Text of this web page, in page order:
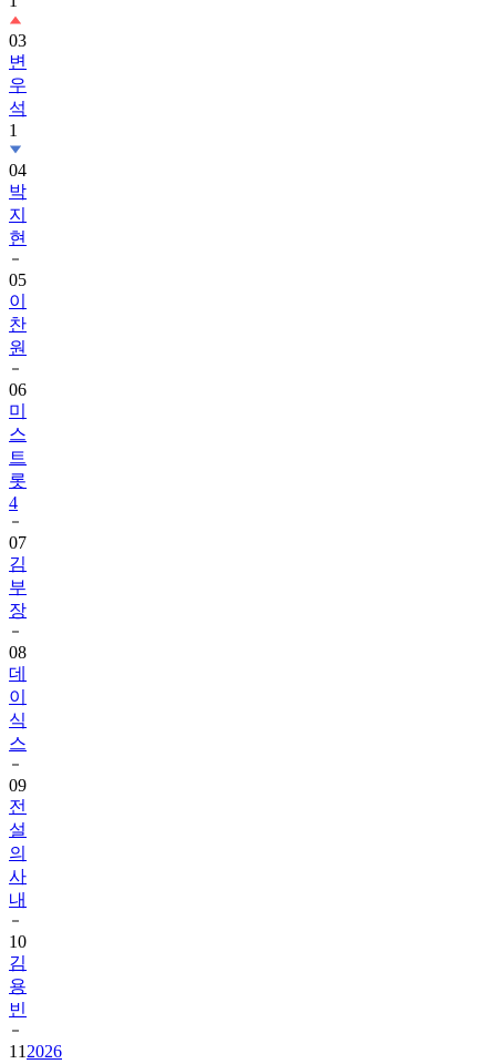
03
변
우
석
1
04
박
지
현
05
이
찬
원
06
미
스
트
롯
4
07
김
부
장
08
데
이
식
스
09
전
설
의
사
내
10
김
용
빈
11 2026